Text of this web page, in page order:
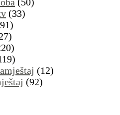
(33)
(12)
(92)